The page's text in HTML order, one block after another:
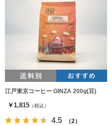
江戸東京コーヒー GINZA 200g(豆)
￥1,815 （税込）
4.5 （2）